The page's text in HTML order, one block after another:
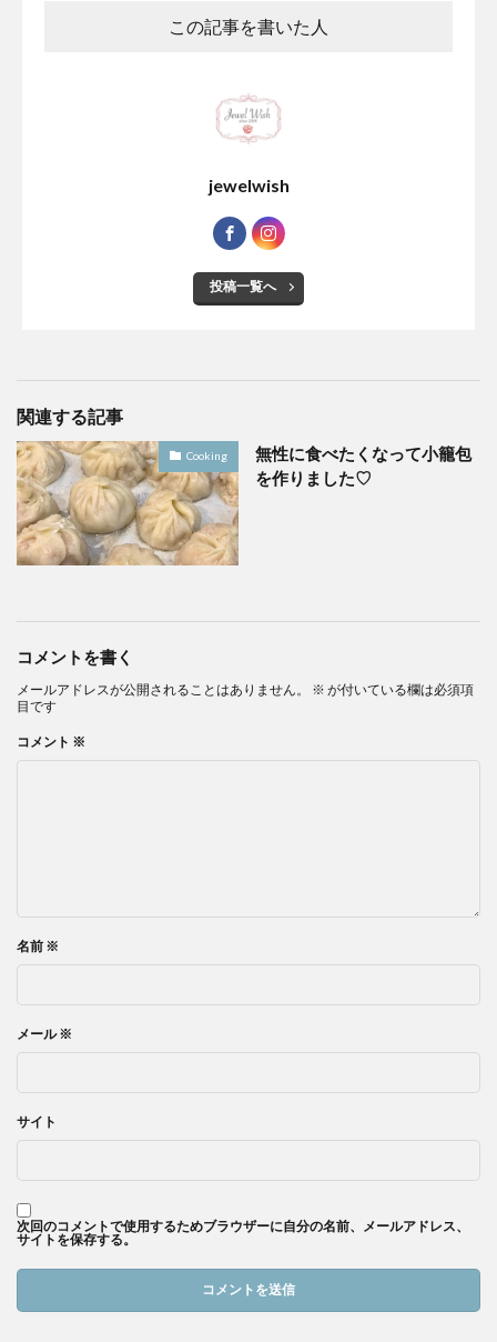
この記事を書いた人
jewelwish
投稿一覧へ
関連する記事
Cooking
無性に食べたくなって小籠包
を作りました♡
コメントを書く
メールアドレスが公開されることはありません。 ※ が付いている欄は必須項
目です
コメント ※
名前 ※
メール※
サイト
次回のコメントで使用するためブラウザーに自分の名前、メールアドレス、
サイトを保存する。